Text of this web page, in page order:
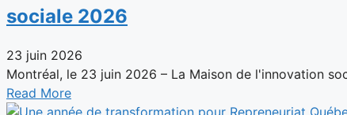
sociale 2026
23 juin 2026
Montréal, le 23 juin 2026 – La Maison de l'innovation
Read More